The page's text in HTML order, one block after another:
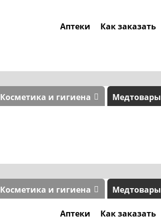
Аптеки Как заказать
Косметика и гигиена Медтовары
Косметика и гигиена Медтовары
Аптеки Как заказать